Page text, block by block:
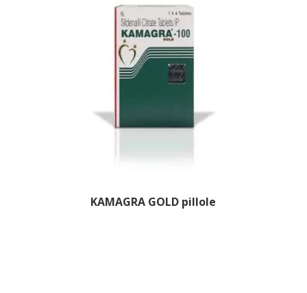
KAMAGRA GOLD pillole